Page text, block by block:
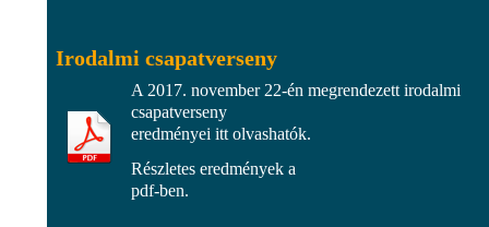
Irodalmi csapatverseny
A 2017. november 22-én megrendezett irodalmi
csapatverseny
eredményei itt olvashatók.
Részletes eredmények a
pdf-ben.